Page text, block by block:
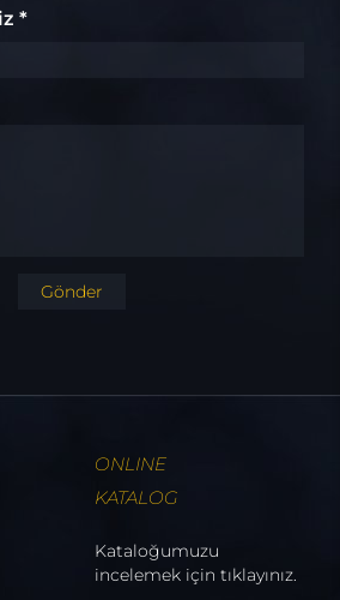
*
Gönder
ONLINE
KATALOG
Kataloğumuzu
incelemek için tıklayınız.